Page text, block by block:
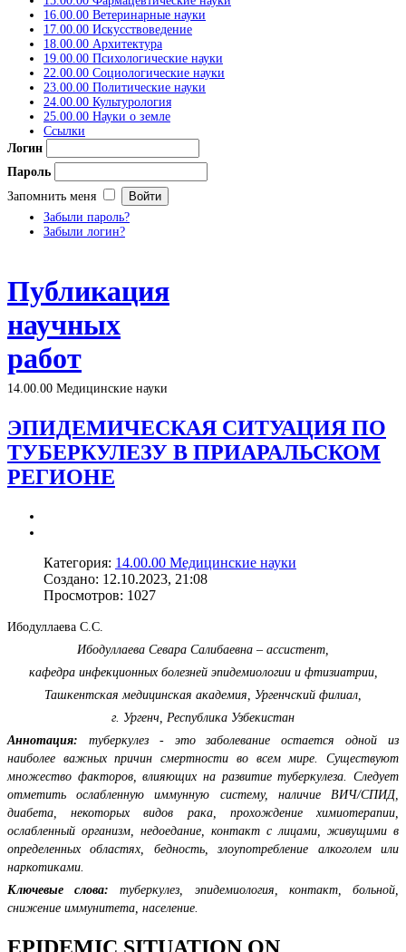
16.00.00 Ветеринарные науки
17.00.00 Искусствоведение
18.00.00 Архитектура
19.00.00 Психологические науки
22.00.00 Социологические науки
23.00.00 Политические науки
24.00.00 Культурология
25.00.00 Науки о земле
Ссылки
Логин
Пароль
Запомнить меня
Забыли пароль?
Забыли логин?
Публикация
научных
работ
14.00.00 Медицинские науки
ЭПИДЕМИЧЕСКАЯ СИТУАЦИЯ ПО
ТУБЕРКУЛЕЗУ В ПРИАРАЛЬСКОМ
РЕГИОНЕ
Категория: 14.00.00 Медицинские науки
Создано: 12.10.2023, 21:08
Просмотров: 1027
Ибодуллаева С.С.
Ибодуллаева Севара Салибаевна – ассистент,
кафедра инфекционных болезней эпидемиологии и фтизиатрии,
Ташкентская медицинская академия, Ургенчский филиал,
г. Ургенч, Республика Узбекистан
Аннотация: туберкулез - это заболевание остается одной из
наиболее важных причин смертности во всем мире. Существуют
множество факторов, влияющих на развитие туберкулеза. Следует
отметить ослабленную иммунную систему, наличие ВИЧ/СПИД,
диабета, некоторых видов рака, прохождение химиотерапии,
ослабленный организм, недоедание, контакт с лицами, живущими в
определенных областях, бедность, злоупотребление алкоголем или
наркотиками.
Ключевые слова:туберкулез, эпидемиология, контакт, больной,
снижение иммунитета, население.
EPIDEMIC SITUATION ON